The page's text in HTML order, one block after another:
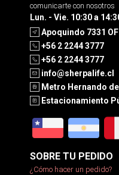
comunicarte con nosotros
Lun. - Vie. 10:30 a
Apoquindo 7331
+56 2 2244 3777
+56 2 2244 3777
info@sherpalife.cl
Metro Hernando
Estacionamiento
SOBRE TU PEDIDO
¿Cómo hacer un pedido?